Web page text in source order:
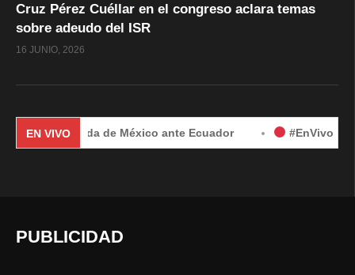
Cruz Pérez Cuéllar en el congreso aclara temas
sobre adeudo del ISR
16 JUNIO, 2026
EN VIVOde México ante Ecuador #EnVivo | Demanda
PUBLICIDAD